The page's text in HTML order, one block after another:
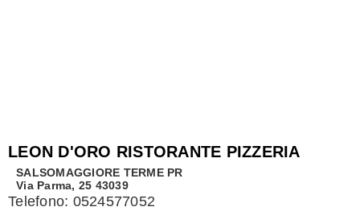
LEON D'ORO RISTORANTE PIZZERIA
SALSOMAGGIORE TERME PR
Via Parma, 25 43039
Telefono: 0524577052